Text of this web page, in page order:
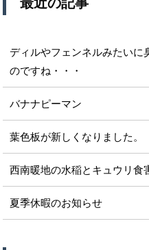
ディルやフェンネルみたいに
のですね・・・
バナナピーマン
葉色板が新しくなりました。
西南暖地の水稲とキュウリ食
夏季休暇のお知らせ